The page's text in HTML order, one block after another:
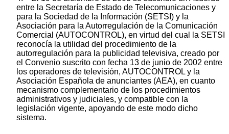
entre la Secretaría de Estado de Telecomunicaciones y
para la Sociedad de la Información (SETSI) y la
Asociación para la Autorregulación de la Comunicación
Comercial (AUTOCONTROL), en virtud del cual la SETSI
reconocía la utilidad del procedimiento de la
autorregulación para la publicidad televisiva, creado por
el Convenio suscrito con fecha 13 de junio de 2002 entre
los operadores de televisión, AUTOCONTROL y la
Asociación Española de anunciantes (AEA), en cuanto
mecanismo complementario de los procedimientos
administrativos y judiciales, y compatible con la
legislación vigente, apoyando de este modo dicho
sistema.